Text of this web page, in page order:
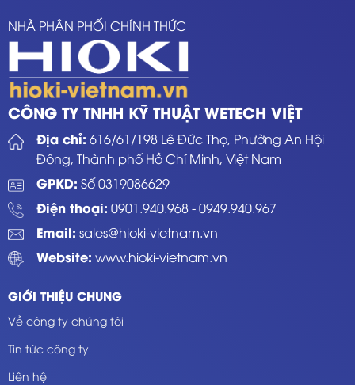
NHÀ PHÂN PHỐI CHÍNH THỨC
CÔNG TY TNHH KỸ THUẬT WETECH VIỆT
Địa chỉ: 616/61/198 Lê Đức Thọ, Phường An Hội
Đông, Thành phố Hồ Chí Minh, Việt Nam
GPKD: Số 0319086629
Điện thoại: 0901.940.968-0949.940.967
Email: sales@hioki-vietnam.vn
Website: www.hioki-vietnam.vn
GIỚI THIỆU CHUNG
Về công ty chúng tôi
Tin tức công ty
Liên hệ